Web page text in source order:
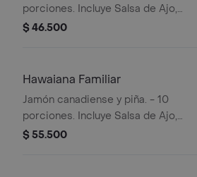
porciones. Incluye Salsa de Ajo,
Sazonador Pimienta Roja y
$ 46.500
Hawaiana Familiar
Jamón canadiense y piña. - 10
porciones. Incluye Salsa de Ajo,
Sazonador Pimienta Roja y
$ 55.500